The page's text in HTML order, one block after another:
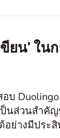
น’ ใ
ป็นส่วนสำ
อย่างมีปร